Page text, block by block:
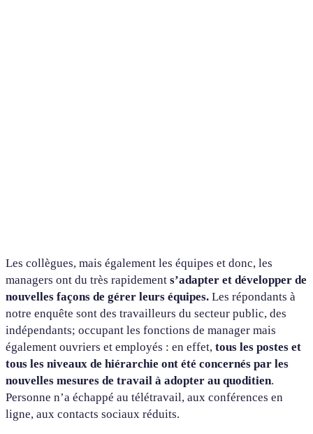
Les collègues, mais également les équipes et donc, les
managers ont du très rapidement s’adapter et développer de
nouvelles façons de gérer leurs équipes. Les répondants à
notre enquête sont des travailleurs du secteur public, des
indépendants; occupant les fonctions de manager mais
également ouvriers et employés : en effet, tous les postes et
tous les niveaux de hiérarchie ont été concernés par les
nouvelles mesures de travail à adopter au quoditien.
Personne n’a échappé au télétravail, aux conférences en
ligne, aux contacts sociaux réduits.